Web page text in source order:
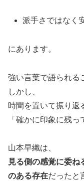
派手さではなく
にあります。
強い言葉で語られる
しかし、
時間を置いて振り返
「確かに印象に残っ
山本早織は、
見る側の感覚に委ね
のある存在だったと